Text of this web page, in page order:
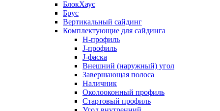
БлокХаус
Брус
Вертикальный сайдинг
Комплектующие для сайдинга
H-профиль
J-профиль
J-фаска
Внешний (наружный) угол
Завершающая полоса
Наличник
Околооконный профиль
Стартовый профиль